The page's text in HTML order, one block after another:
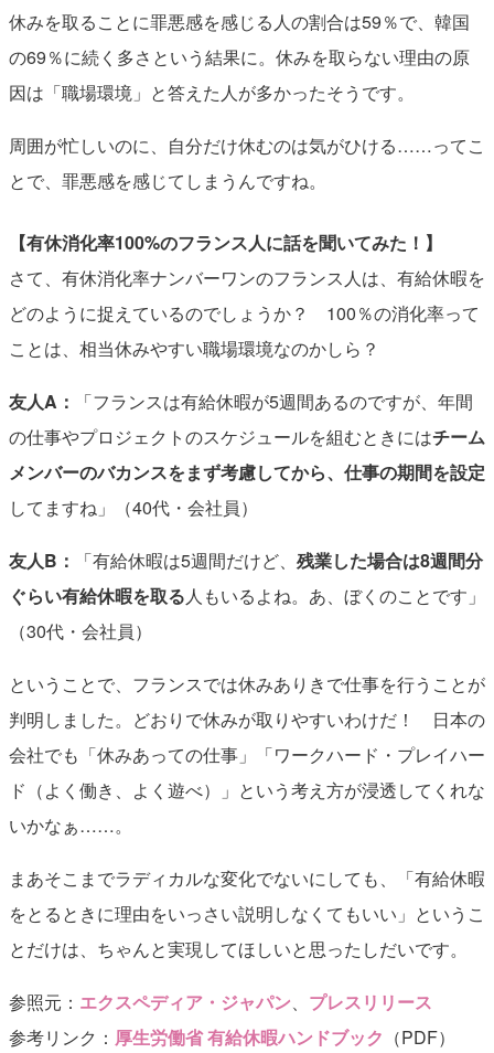
休みを取ることに罪悪感を感じる人の割合は59％で、韓国
の69％に続く多さという結果に。休みを取らない理由の原
因は「職場環境」と答えた人が多かったそうです。
周囲が忙しいのに、自分だけ休むのは気がひける……ってこ
とで、罪悪感を感じてしまうんですね。
【有休消化率100%のフランス人に話を聞いてみた！】
さて、有休消化率ナンバーワンのフランス人は、有給休暇を
どのように捉えているのでしょうか？ 100％の消化率って
ことは、相当休みやすい職場環境なのかしら？
友人A：
「フランスは有給休暇が5週間あるのですが、年間
の仕事やプロジェクトのスケジュールを組むときにはチーム
メンバーのバカンスをまず考慮してから、仕事の期間を設定
してますね」（40代・会社員）
友人B： 「有給休暇は5週間だけど、 残業した場合は8週間分
ぐらい有給休暇を取る 人もいるよね。あ、ぼくのことです」
（30代・会社員）
ということで、フランスでは休みありきで仕事を行うことが
判明しました。どおりで休みが取りやすいわけだ！ 日本の
会社でも「休みあっての仕事」「ワークハード・プレイハー
ド（よく働き、よく遊べ）」という考え方が浸透してくれな
いかなぁ……。
まあそこまでラディカルな変化でないにしても、「有給休暇
をとるときに理由をいっさい説明しなくてもいい」というこ
とだけは、ちゃんと実現してほしいと思ったしだいです。
参照元： エクスペディア・ジャパン
プレスリリース
参考リンク： 厚生労働省 有給休暇ハンドブック （PDF）